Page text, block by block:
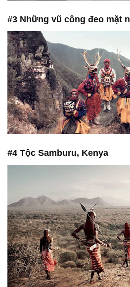
#3 Những vũ công đeo mặt
#4 Tộc Samburu, Kenya